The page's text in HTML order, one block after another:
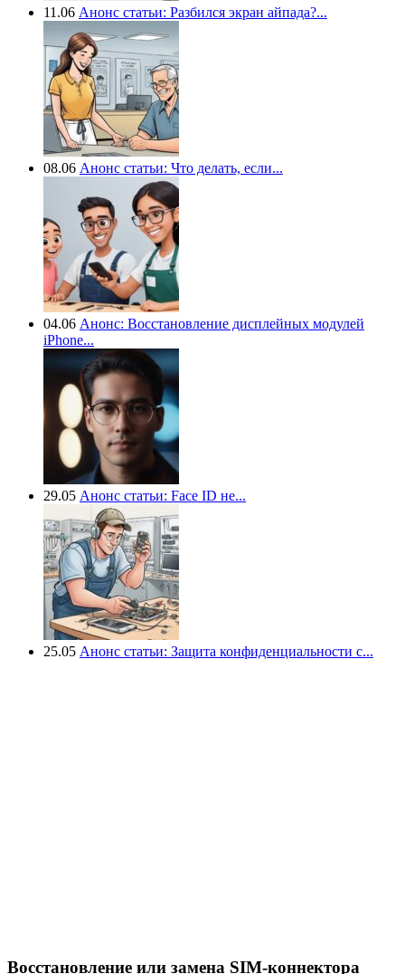
11.06 Анонс статьи: Разбился экран айпада?...
08.06 Анонс статьи: Что делать, если...
04.06 Анонс: Восстановление дисплейных модулей
iPhone...
29.05 Анонс статьи: Face ID не...
25.05 Анонс статьи: Защита конфиденциальности с...
Восстановление или замена SIM-коннектора